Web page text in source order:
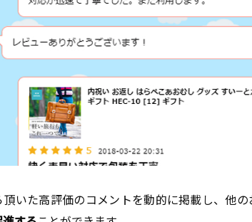
頂いた高評価のコメントを動的に掲載し、他